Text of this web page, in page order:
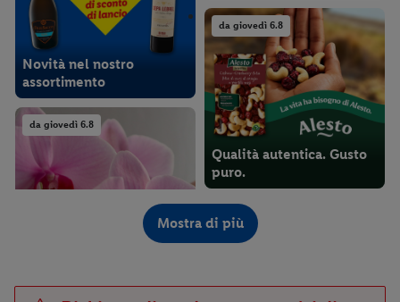
Novità nel nostro
assortimento
da giovedì 6.8
Qualità autentica. Gusto
puro.
da giovedì 6.8
da giovedì 6.8
Mostra di più